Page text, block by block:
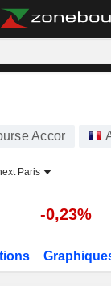
Accor
Paris
-0,23%